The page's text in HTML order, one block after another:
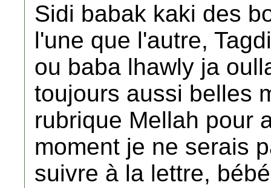
Sidi babak kaki des
l'une que l'autre,
ou baba lhawly ja
toujours aussi belles
rubrique Mellah pour
moment je ne serais
suivre à la lettre,